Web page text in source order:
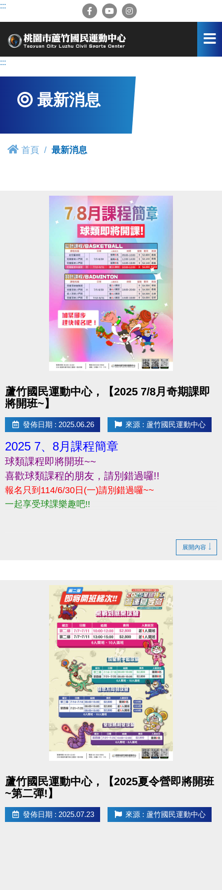
跳
容
:::
:::
最新消息
首頁 最新消息
蘆竹國民運動中心，【2025 7/8月奇期課即
將開班~】
發佈日期 : 2025.06.26 來源 : 蘆竹國民運動中心
2025 7、8月課程簡章
球類課程即將開班~~
喜歡球類課程的朋友，請別錯過囉!!
報名只到114/6/30日(一)請別錯過囉~~
一起享受球課樂趣吧!!
展開內容
蘆竹國民運動中心，【2025夏令營即將開班
~第二彈!】
發佈日期 : 2025.07.23 來源 : 蘆竹國民運動中心